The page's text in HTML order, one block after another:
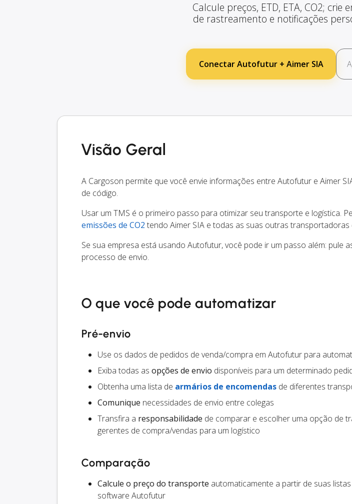
Calcule preços, ETD, ETA, CO2; crie
de rastreamento e notificações
Conectar Autofutur + Aimer SIA
Visão Geral
A Cargoson permite que você envie informações entre Autofutur e Aimer
de código.
Usar um TMS é o primeiro passo para otimizar seu transporte e logística.
emissões de CO2 tendo Aimer SIA e todas as suas outras transportadoras
Se sua empresa está usando Autofutur, você pode ir um passo além: pule
processo de envio.
O que você pode automatizar
Pré-envio
Use os dados de pedidos de venda/compra em Autofutur para
Exiba todas as opções de envio disponíveis para um determinado
Obtenha uma lista de armários de encomendas de diferentes
Comunique necessidades de envio entre colegas
Transfira a responsabilidade de comparar e escolher uma opção de
gerentes de compra/vendas para um logístico
Comparação
Calcule o preço do transporte automaticamente a partir de suas
software Autofutur